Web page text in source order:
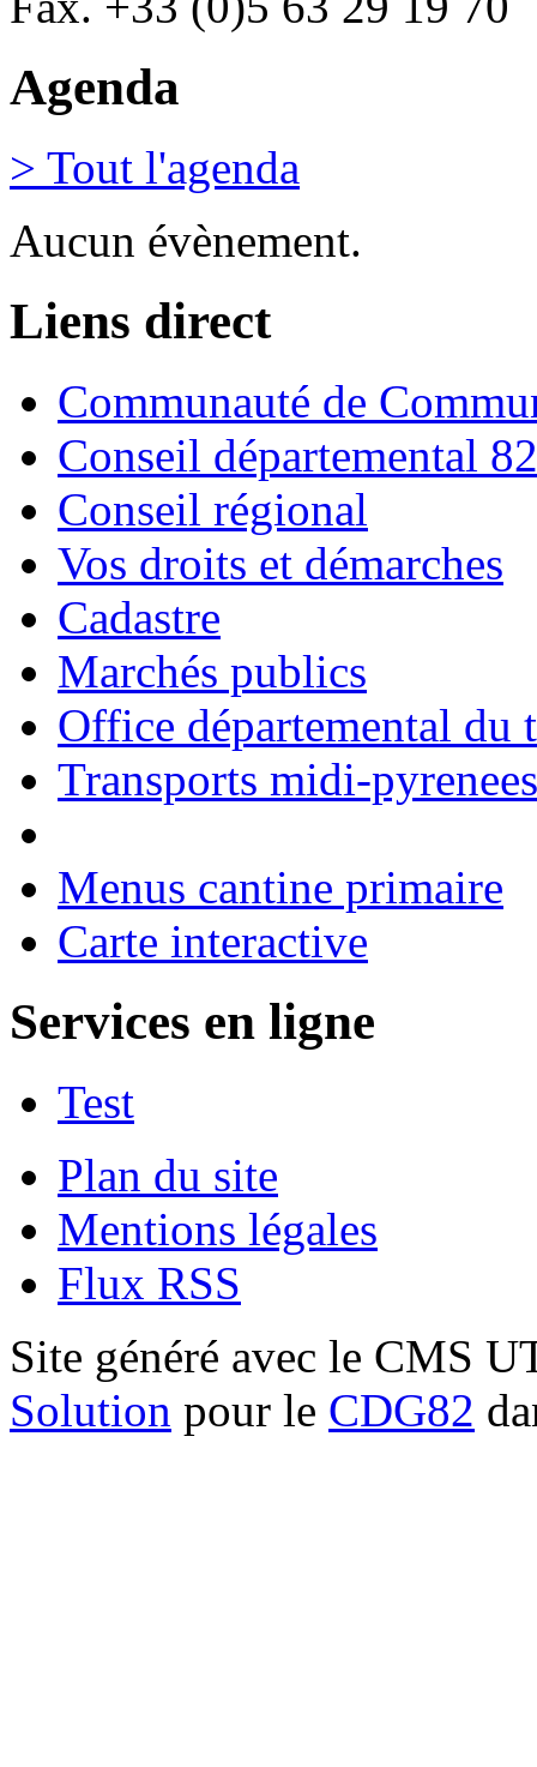
Agenda
> Tout l'agenda
Aucun évènement.
Liens direct
Communauté de
Conseil départemental 82
Conseil régional
Vos droits et démarches
Cadastre
Marchés publics
Office départemental du
Transports midi-pyrenees
Menus cantine primaire
Carte interactive
Services en ligne
Test
Plan du site
Mentions légales
Flux RSS
Site généré avec le CMS
Solution pour le CDG82